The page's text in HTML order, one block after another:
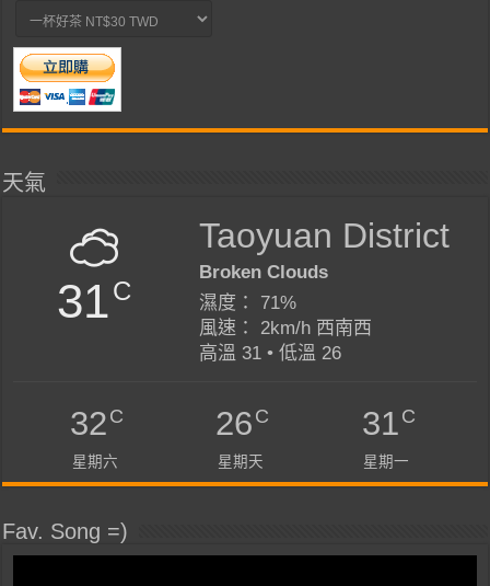
天氣
31C
Taoyuan District
Broken Clouds
濕度： 71%
風速： 2km/h 西南西
高溫 31 • 低溫 26
32C
星期六
26C
星期天
31C
星期一
Fav. Song =)